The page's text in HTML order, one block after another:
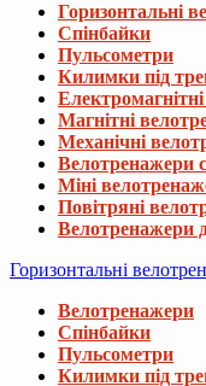
Горизонтальні
Спінбайки
Пульсометри
Килимки під
Магнітні
Механічні
Велотренажери
Міні
Повітряні
Велотренажери
Горизонтальні
Велотренажери
Спінбайки
Пульсометри
Килимки під